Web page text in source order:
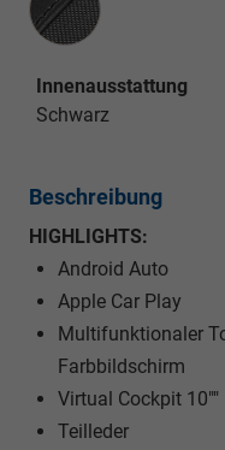
Innenausstattung
Schwarz
Beschreibung
HIGHLIGHTS:
Android Auto
Apple Car Play
Multifunktionaler
Farbbildschirm
Virtual Cockpit 10""
Teilleder